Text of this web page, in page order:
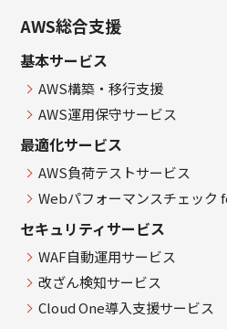
AWS総合支援
基本サービス
AWS構築・移行支援
AWS運用保守サービス
最適化サービス
AWS負荷テストサービス
Webパフォーマンスチェック
セキュリティサービス
WAF自動運用サービス
改ざん検知サービス
Cloud One導入支援サービス